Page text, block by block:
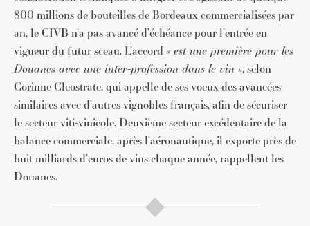
800 millions de bouteilles de Bordeaux commercialisées par
an, le CIVB n’a pas avancé d’échéance pour l’entrée en
vigueur du futur sceau. L’accord « est une première pour les
Douanes avec une inter-profession dans le vin », selon
Corinne Cleostrate, qui appelle de ses voeux des avancées
similaires avec d’autres vignobles français, afin de sécuriser
le secteur viti-vinicole. Deuxième secteur excédentaire de la
balance commerciale, après l’aéronautique, il exporte près de
huit milliards d’euros de vins chaque année, rappellent les
Douanes.